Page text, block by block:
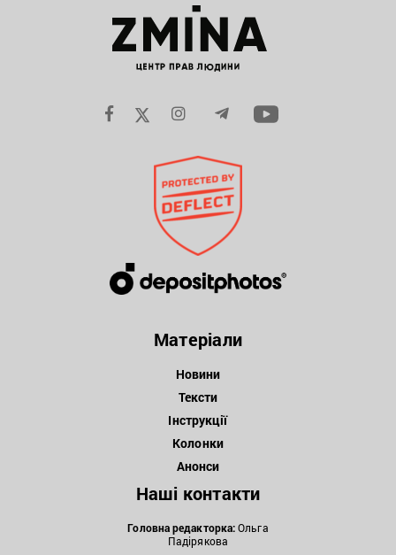
Матеріали
Новини
Тексти
Інструкції
Колонки
Анонси
Наші контакти
Головна редакторка:Ольга
Падірякова